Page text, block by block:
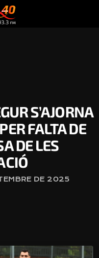
S’AJORNA
FALTA DE
DE LES
DE 2025